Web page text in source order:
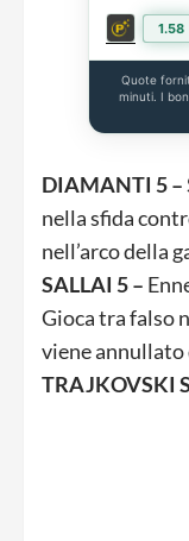
1.58
Quote
minuti. I
DIAMANTI 5 –
nella sfida
nell’arco della
SALLAI 5 –
Gioca tra falso
viene annullato
TRAJKOVSKI